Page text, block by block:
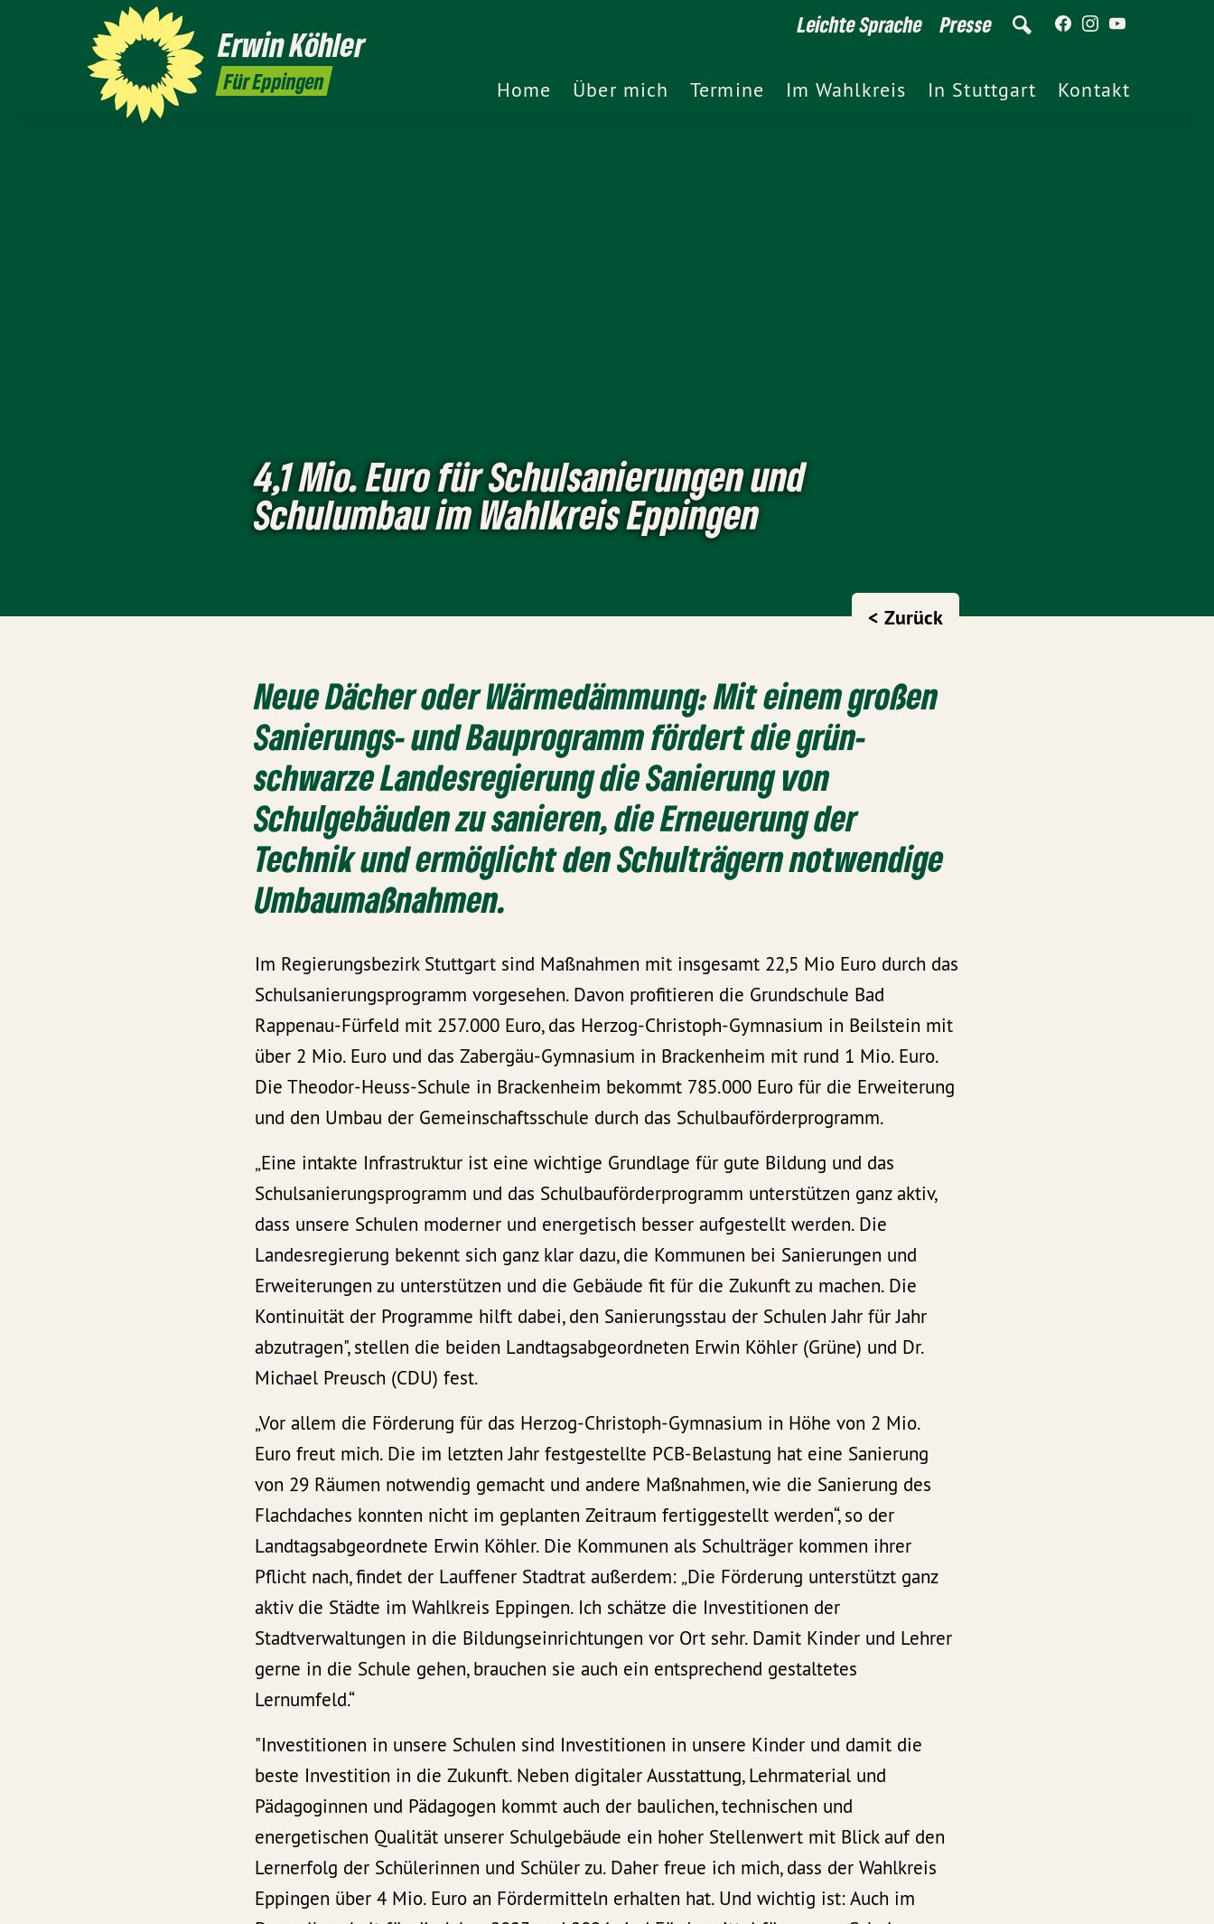
ErwinKöhler
Für Eppingen
Leichte Sprache Presse
Home Über mich Termine Im Wahlkreis In Stuttgart Kontakt
4,1 Mio. Euro für Schulsanierungen und
Schulumbau im Wahlkreis Eppingen
< Zurück
Neue Dächer oder Wärmedämmung: Mit einem großen
Sanierungs- und Bauprogramm fördert die grün-
schwarze Landesregierung die Sanierung von
Schulgebäuden zu sanieren, die Erneuerung der
Technik und ermöglicht den Schulträgern notwendige
Umbaumaßnahmen.
Im Regierungsbezirk Stuttgart sind Maßnahmen mit insgesamt 22,5 Mio Euro durch das
Schulsanierungsprogramm vorgesehen. Davon profitieren die Grundschule Bad
Rappenau-Fürfeld mit 257.000 Euro, das Herzog-Christoph-Gymnasium in Beilstein mit
über 2 Mio. Euro und das Zabergäu-Gymnasium in Brackenheim mit rund 1 Mio. Euro.
Die Theodor-Heuss-Schule in Brackenheim bekommt 785.000 Euro für die Erweiterung
und den Umbau der Gemeinschaftsschule durch das Schulbauförderprogramm.
„Eine intakte Infrastruktur ist eine wichtige Grundlage für gute Bildung und das
Schulsanierungsprogramm und das Schulbauförderprogramm unterstützen ganz aktiv,
dass unsere Schulen moderner und energetisch besser aufgestellt werden. Die
Landesregierung bekennt sich ganz klar dazu, die Kommunen bei Sanierungen und
Erweiterungen zu unterstützen und die Gebäude fit für die Zukunft zu machen. Die
Kontinuität der Programme hilft dabei, den Sanierungsstau der Schulen Jahr für Jahr
abzutragen", stellen die beiden Landtagsabgeordneten Erwin Köhler (Grüne) und Dr.
Michael Preusch (CDU) fest.
„Vor allem die Förderung für das Herzog-Christoph-Gymnasium in Höhe von 2 Mio.
Euro freut mich. Die im letzten Jahr festgestellte PCB-Belastung hat eine Sanierung
von 29 Räumen notwendig gemacht und andere Maßnahmen, wie die Sanierung des
Flachdaches konnten nicht im geplanten Zeitraum fertiggestellt werden“, so der
Landtagsabgeordnete Erwin Köhler. Die Kommunen als Schulträger kommen ihrer
Pflicht nach, findet der Lauffener Stadtrat außerdem: „Die Förderung unterstützt ganz
aktiv die Städte im Wahlkreis Eppingen. Ich schätze die Investitionen der
Stadtverwaltungen in die Bildungseinrichtungen vor Ort sehr. Damit Kinder und Lehrer
gerne in die Schule gehen, brauchen sie auch ein entsprechend gestaltetes
Lernumfeld.“
"Investitionen in unsere Schulen sind Investitionen in unsere Kinder und damit die
beste Investition in die Zukunft. Neben digitaler Ausstattung, Lehrmaterial und
Pädagoginnen und Pädagogen kommt auch der baulichen, technischen und
energetischen Qualität unserer Schulgebäude ein hoher Stellenwert mit Blick auf den
Lernerfolg der Schülerinnen und Schüler zu. Daher freue ich mich, dass der Wahlkreis
Eppingen über 4 Mio. Euro an Fördermitteln erhalten hat. Und wichtig ist: Auch im